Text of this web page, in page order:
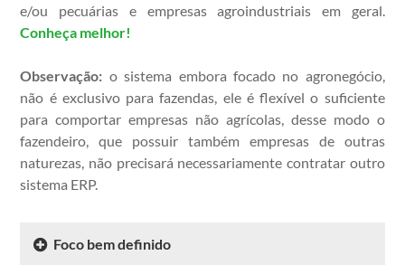
e/ou pecuárias e empresas agroindustriais em geral.
Conheça melhor!
Observação: o sistema embora focado no agronegócio,
não é exclusivo para fazendas, ele é flexível o suficiente
para comportar empresas não agrícolas, desse modo o
fazendeiro, que possuir também empresas de outras
naturezas, não precisará necessariamente contratar outro
sistema ERP.
Foco bem definido